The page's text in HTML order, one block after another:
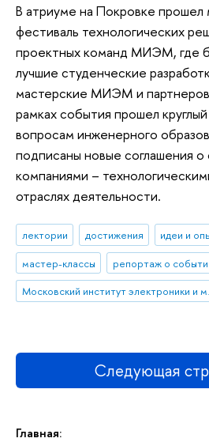
Главная:
В атриуме на Покровке прошел
фестиваль технологических
проектных команд МИЭМ, где
лучшие студенческие
мастерские МИЭМ и
рамках события прошел
вопросам инженерного
подписаны новые соглашения о
компаниями –
отраслях деятельности.
лектории достижения идеи и
мастер-классы
репортаж о
Следующая